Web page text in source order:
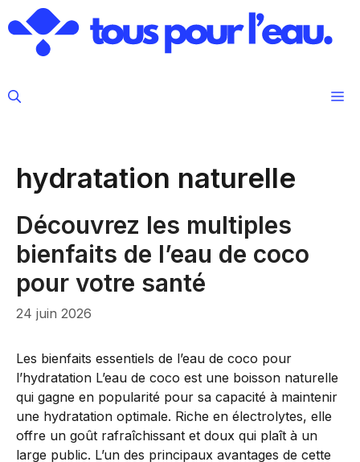
au
contenu
hydratation naturelle
Découvrez les multiples
bienfaits de l’eau de coco
pour votre santé
24 juin 2026
Les bienfaits essentiels de l’eau de coco pour
l’hydratation L’eau de coco est une boisson naturelle
qui gagne en popularité pour sa capacité à maintenir
une hydratation optimale. Riche en électrolytes, elle
offre un goût rafraîchissant et doux qui plaît à un
large public. L’un des principaux avantages de cette